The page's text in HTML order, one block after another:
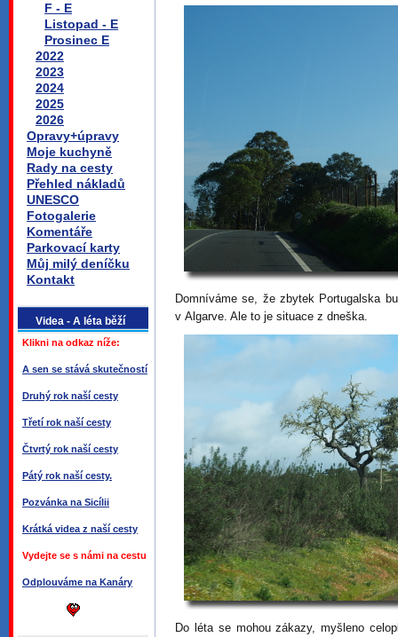
F - E
Listopad - E
Prosinec E
2022
2023
2024
2025
2026
Opravy+úpravy
Moje kuchyně
Rady na cesty
Přehled nákladů
UNESCO
Fotogalerie
Komentáře
Parkovací karty
Můj milý deníčku
Kontakt
Videa - A léta běží
Klikni na odkaz níže:
A sen se stává skutečností
Druhý rok naší cesty
Třetí rok naší cesty
Čtvrtý rok naší cesty
Pátý rok naší cesty.
Pozvánka na Sicílii
Krátká videa z naší cesty
Vydejte se s námi na cestu
Odplouváme na Kanáry
Domníváme se, že zbytek Portugalska
v Algarve. Ale to je situace z dneška.
Do léta se mohou zákazy, myšleno